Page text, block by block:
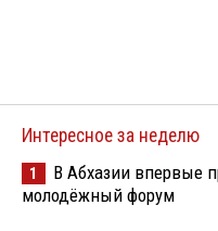
Интересное за неделю
1
В Абхазии впервые
молодёжный форум